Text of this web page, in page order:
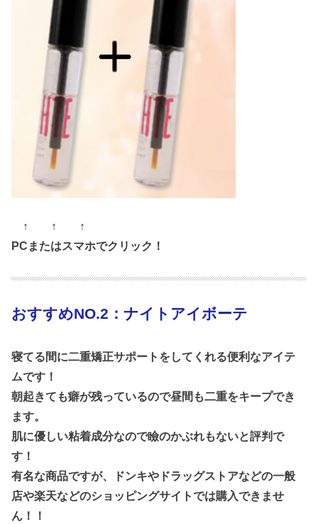
↑ ↑ ↑
PCまたはスマホでクリック！
おすすめNO.2：ナイトアイボーテ
寝てる間に二重矯正サポートをしてくれる便利なアイテ
ムです！
朝起きても癖が残っているので昼間も二重をキープでき
ます。
肌に優しい粘着成分なので瞼のかぶれもないと評判で
す！
有名な商品ですが、ドンキやドラッグストアなどの一般
店や楽天などのショッピングサイトでは購入できませ
ん！！